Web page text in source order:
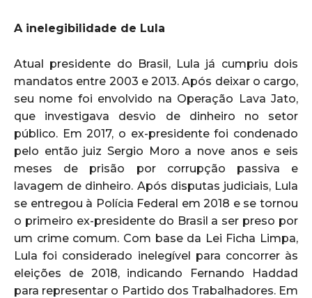
A inelegibilidade de Lula
Atual presidente do Brasil, Lula já cumpriu dois
mandatos entre 2003 e 2013. Após deixar o cargo,
seu nome foi envolvido na Operação Lava Jato,
que investigava desvio de dinheiro no setor
público. Em 2017, o ex-presidente foi condenado
pelo então juiz Sergio Moro a nove anos e seis
meses de prisão por corrupção passiva e
lavagem de dinheiro. Após disputas judiciais, Lula
se entregou à Polícia Federal em 2018 e se tornou
o primeiro ex-presidente do Brasil a ser preso por
um crime comum. Com base da Lei Ficha Limpa,
Lula foi considerado inelegível para concorrer às
eleições de 2018, indicando Fernando Haddad
para representar o Partido dos Trabalhadores. Em